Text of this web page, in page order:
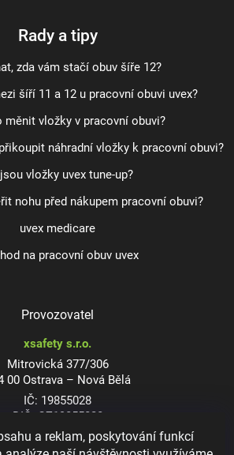
a reklam, poskytování funkcí
Rady a tipy
zda vám stačí obuv šíře 12?
šíří 11 a 12 u pracovní obuvi uvex?
měnit vložky v pracovní obuvi?
náhradní vložky k pracovní obuvi?
vložky uvex tune-up?
nohu před nákupem pracovní obuvi?
uvex medicare
na pracovní obuv uvex
Provozovatel
xsafety s.r.o.
Mitrovická 377/306
00 Ostrava – Nová Bělá
IČ: 19855028
DIČ: CZ19855028